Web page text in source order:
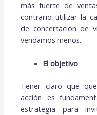
más fuerte de
contrario utilizar la
de concertación de
vendamos menos.
El objetivo
Tener claro que
acción es
estrategia para